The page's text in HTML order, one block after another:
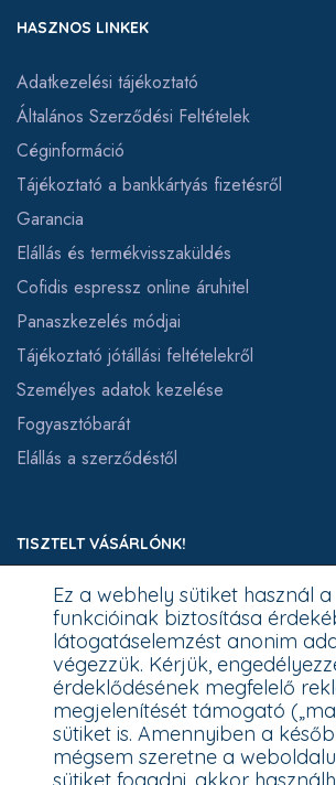
Ez a webhely sütiket használ a
funkcióinak biztosítása
látogatáselemzést anonim
végezzük. Kérjük,
érdeklődésének megfelelő
megjelenítését támogató
sütiket is. Amennyiben a
mégsem szeretne a
HASZNOS LINKEK
Adatkezelési tájékoztató
Általános Szerződési Feltételek
Céginformáció
Tájékoztató a bankkártyás fizetésről
Garancia
Elállás és termékvisszaküldés
Cofidis espressz online áruhitel
Panaszkezelés módjai
Tájékoztató jótállási feltételekről
Személyes adatok kezelése
Fogyasztóbarát
Elállás a szerződéstől
TISZTELT VÁSÁRLÓNK!
Fizetésnél kérje az ingyenes adattörlő
biztonsága érdekében!
A Kormány döntése alapján a kereskedő
adathordozó termék vásárlásakor köteles
kódot biztosítani.
További információk a Nemzeti Média- és